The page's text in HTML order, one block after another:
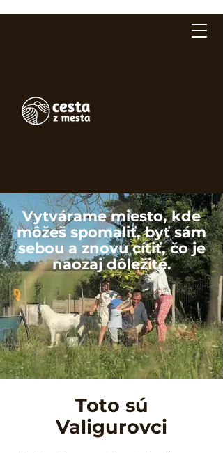
Vytvárame miesto, kde
môžeš spomaliť, byť sám
sebou a znovu cítiť, čo je
naozaj dôležité.
Toto sú
Valigurovci